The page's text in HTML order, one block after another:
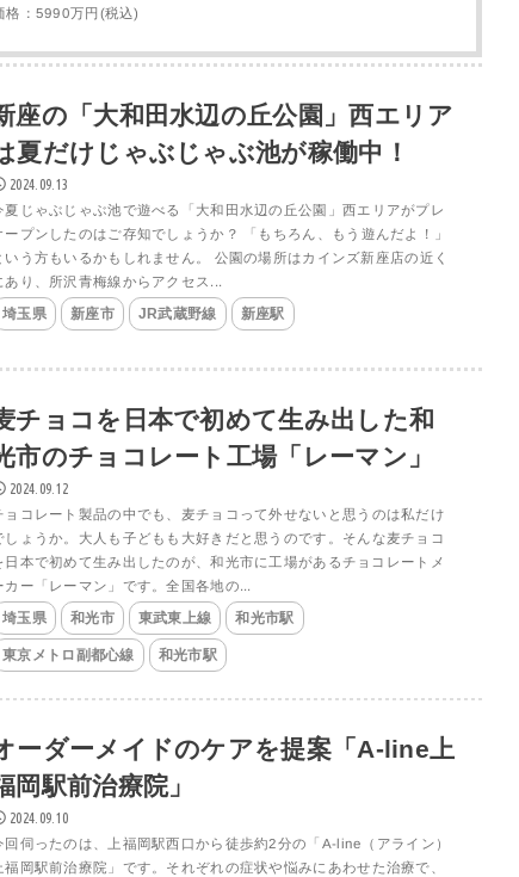
格：5990万円(税込)
座の「大和田水辺の丘公園」西エリア
夏だけじゃぶじゃぶ池が稼働中！
2024.09.13
夏じゃぶじゃぶ池で遊べる「大和田水辺の丘公園」西エリアがプレ
ープンしたのはご存知でしょうか？ 「もちろん、もう遊んだよ！」
いう方もいるかもしれません。 公園の場所はカインズ新座店の近く
あり、所沢青梅線からアクセス...
埼玉県 新座市 JR武蔵野線 新座駅
チョコを日本で初めて生み出した和
市のチョコレート工場「レーマン」
2024.09.12
ョコレート製品の中でも、麦チョコって外せないと思うのは私だけ
しょうか。大人も子どもも大好きだと思うのです。そんな麦チョコ
日本で初めて生み出したのが、和光市に工場があるチョコレートメ
カー「レーマン」です。全国各地の...
埼玉県 和光市 東武東上線 和光市駅
東京メトロ副都心線 和光市駅
ーダーメイドのケアを提案「A-line上
岡駅前治療院」
2024.09.10
回伺ったのは、上福岡駅西口から徒歩約2分の「A-line（アライン）
福岡駅前治療院」です。それぞれの症状や悩みにあわせた治療で、